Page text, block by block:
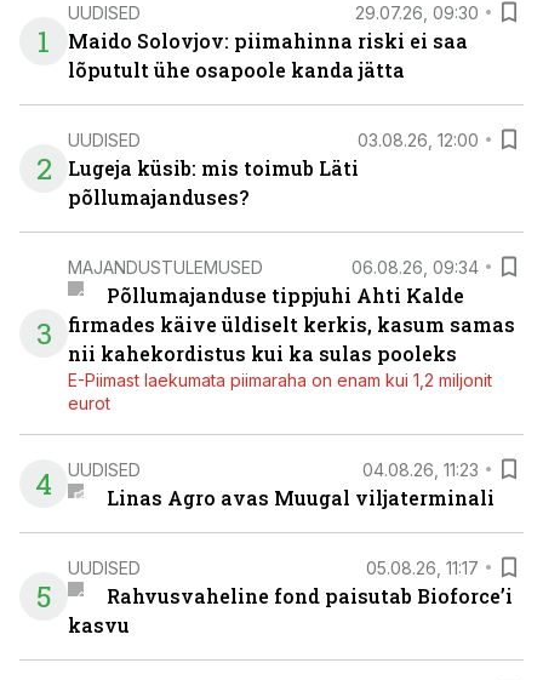
1
UUDISED 29.07.26, 09:30
Maido Solovjov: piimahinna riski ei saa
lõputult ühe osapoole kanda jätta
2
UUDISED 03.08.26, 12:00
Lugeja küsib: mis toimub Läti
põllumajanduses?
3
MAJANDUSTULEMUSED 06.08.26, 09:34
Põllumajanduse tippjuhi Ahti Kalde
firmades käive üldiselt kerkis, kasum samas
nii kahekordistus kui ka sulas pooleks
E-Piimast laekumata piimaraha on enam kui 1,2 miljonit
eurot
4 UUDISED 04.08.26, 11:23
Linas Agro avas Muugal viljaterminali
5
UUDISED 05.08.26, 11:17
Rahvusvaheline fond paisutab Bioforce’i
kasvu